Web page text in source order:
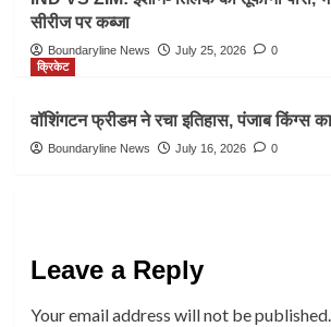
सीरीज पर कब्जा
Boundaryline News July 25, 2026
0
क्रिकेट
वॉशिंगटन फ्रीडम ने रचा इतिहास, पंजाब किंग्स का
Boundaryline News July 16, 2026 0
Leave a Reply
Your email address will not be published.